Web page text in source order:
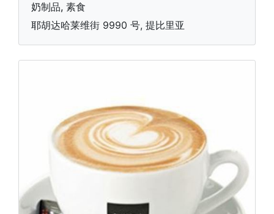
奶制品, 素食
耶胡达哈莱维街 9990 号, 提比里亚